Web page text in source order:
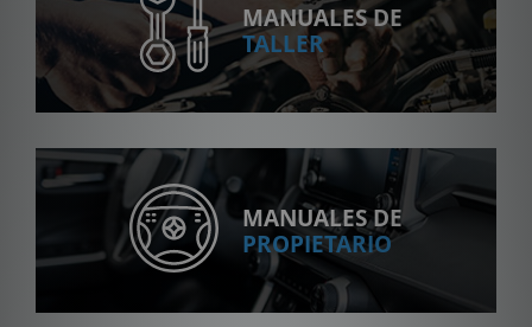
MANUALES DE
TALLER
MANUALES DE
PROPIETARIO